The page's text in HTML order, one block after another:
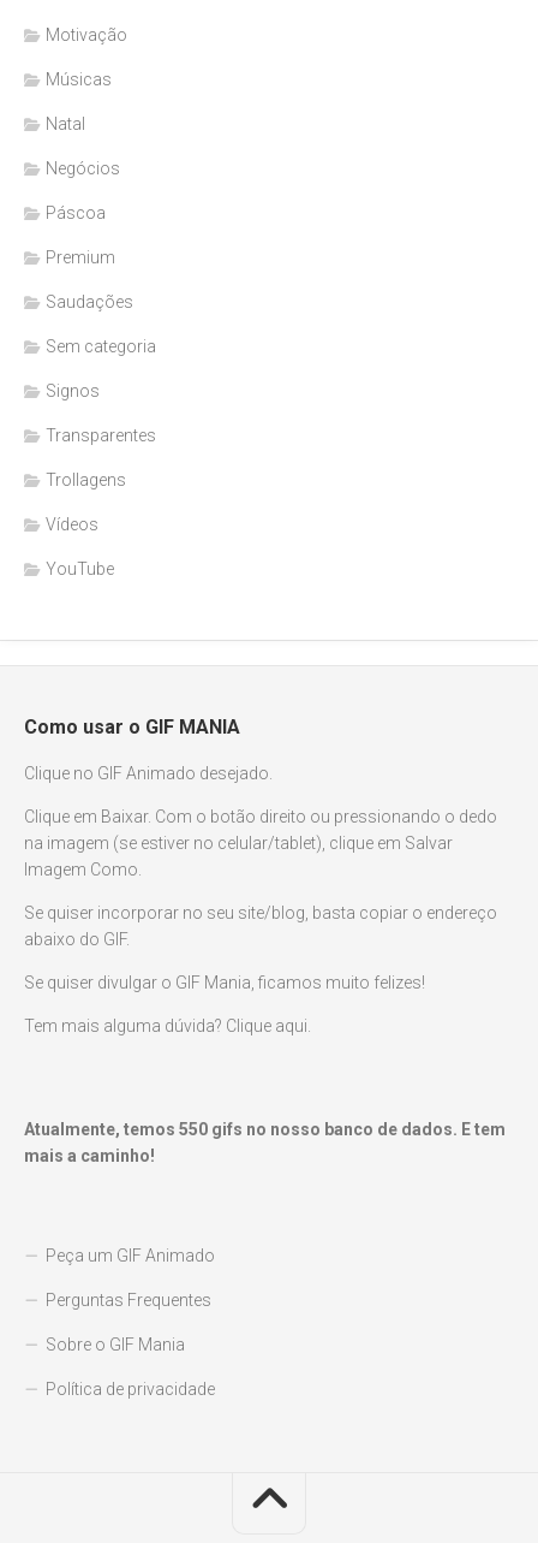
Motivação
Músicas
Natal
Negócios
Páscoa
Premium
Saudações
Sem categoria
Signos
Transparentes
Trollagens
Vídeos
YouTube
Como usar o GIF MANIA
Clique no GIF Animado desejado.
Clique em Baixar. Com o botão direito ou pressionando o dedo
na imagem (se estiver no celular/tablet), clique em Salvar
Imagem Como.
Se quiser incorporar no seu site/blog, basta copiar o endereço
abaixo do GIF.
Se quiser divulgar o GIF Mania, ficamos muito felizes!
Tem mais alguma dúvida? Clique aqui.
Atualmente, temos 550 gifs no nosso banco de dados. E tem
mais a caminho!
Peça um GIF Animado
Perguntas Frequentes
Sobre o GIF Mania
Política de privacidade